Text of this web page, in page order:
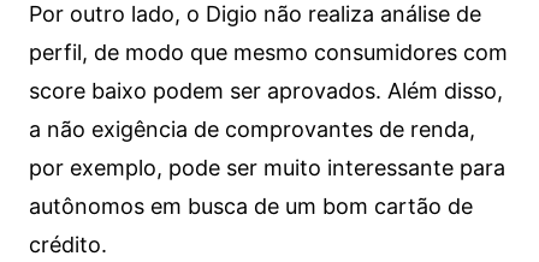
Por outro lado, o Digio não realiza análise de
perfil, de modo que mesmo consumidores com
score baixo podem ser aprovados. Além disso,
a não exigência de comprovantes de renda,
por exemplo, pode ser muito interessante para
autônomos em busca de um bom cartão de
crédito.